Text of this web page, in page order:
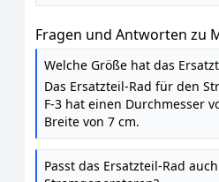
Fragen und Antworten zu
für Stromerzeuger
Stromaggregat PG 3010 F-3
Welche Größe hat das
Das Ersatzteil-Rad für den
F-3 hat einen Durchmesser
Breite von 7 cm.
Passt das Ersatzteil-Rad